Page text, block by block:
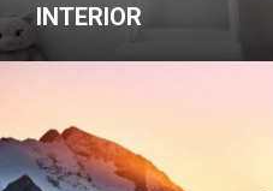
INTERIOR